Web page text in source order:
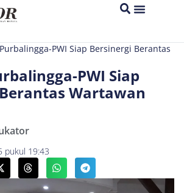
PWI Siap Bersinergi Berantas
PWI Siap
Wartawan
pukul 19:43